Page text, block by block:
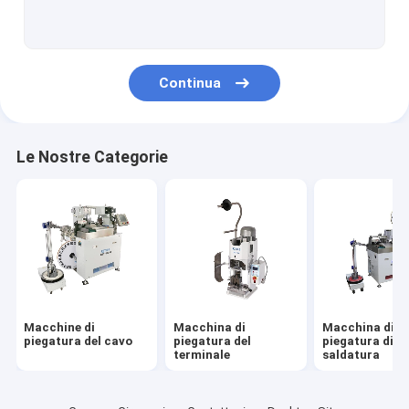
Strumento di piegatura del terminale
Continua
Le Nostre Categorie
Macchine di
piegatura del cavo
Macchina di
piegatura del
terminale
Macchina di
piegatura di
saldatura